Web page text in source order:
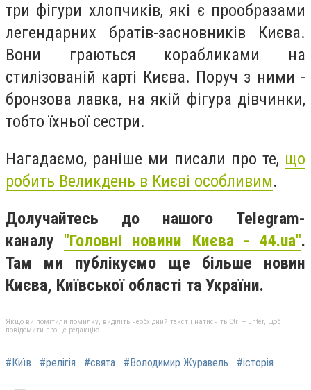
три фігури хлопчиків, які є прообразами
легендарних братів-засновників Києва.
Вони граються корабликами на
стилізованій карті Києва. Поруч з ними -
бронзова лавка, на якій фігура дівчинки,
тобто їхньої сестри.
Нагадаємо, раніше ми писали про те, що
робить Великдень в Києві особливим.
Долучайтесь до нашого Telegram-
каналу "Головні новини Києва - 44.ua".
Там ми публікуємо ще більше новин
Києва, Київської області та України.
Якщо ви помітили помилку, виділіть необхідний текст і натисніть Ctrl + Enter, щоб
повідомити про це редакцію
#Київ #релігія #свята #Володимир Журавель #історія